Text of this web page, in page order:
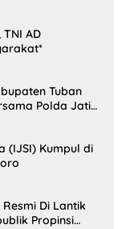
AD
Tuban
Polda Jatim
(IJSI) Kumpul di
Resmi Di Lantik
Propinsi